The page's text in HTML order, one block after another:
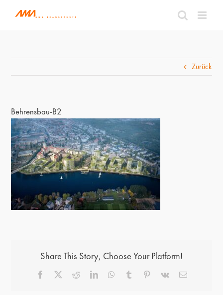
Inhalt
Zurück
Behrensbau-B2
Share This Story, Choose Your Platform!
Facebook RedditLinkedInWhatsApp
Tumblr Pinterest
Vk
E-